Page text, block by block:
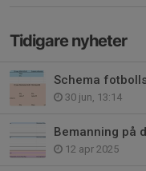
Tidigare nyheter
Schema
30 jun, 13:14
Bemanning på
12 apr 2025